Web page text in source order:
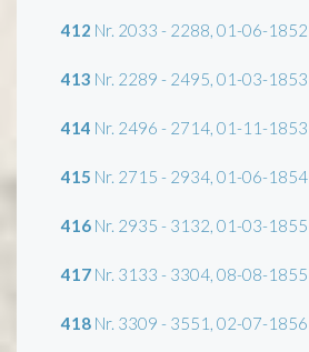
412 Nr. 2033 - 2288, 01-06-
413 Nr. 2289 - 2495, 01-03-
414 Nr. 2496 - 2714, 01-11-
415 Nr. 2715 - 2934, 01-06-
416 Nr. 2935 - 3132, 01-03-
417 Nr. 3133 - 3304, 08-08-
418 Nr. 3309 - 3551, 02-07-